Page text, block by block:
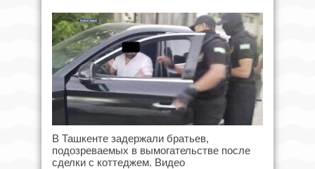
В Ташкенте задержали братьев,
подозреваемых в вымогательстве после
сделки с коттеджем. Видео